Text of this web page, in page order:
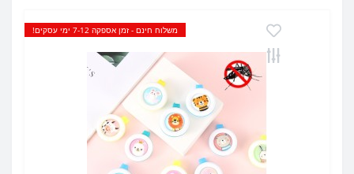
משלוח חינם - זמן אספקה 7-12 ימי עסקים!